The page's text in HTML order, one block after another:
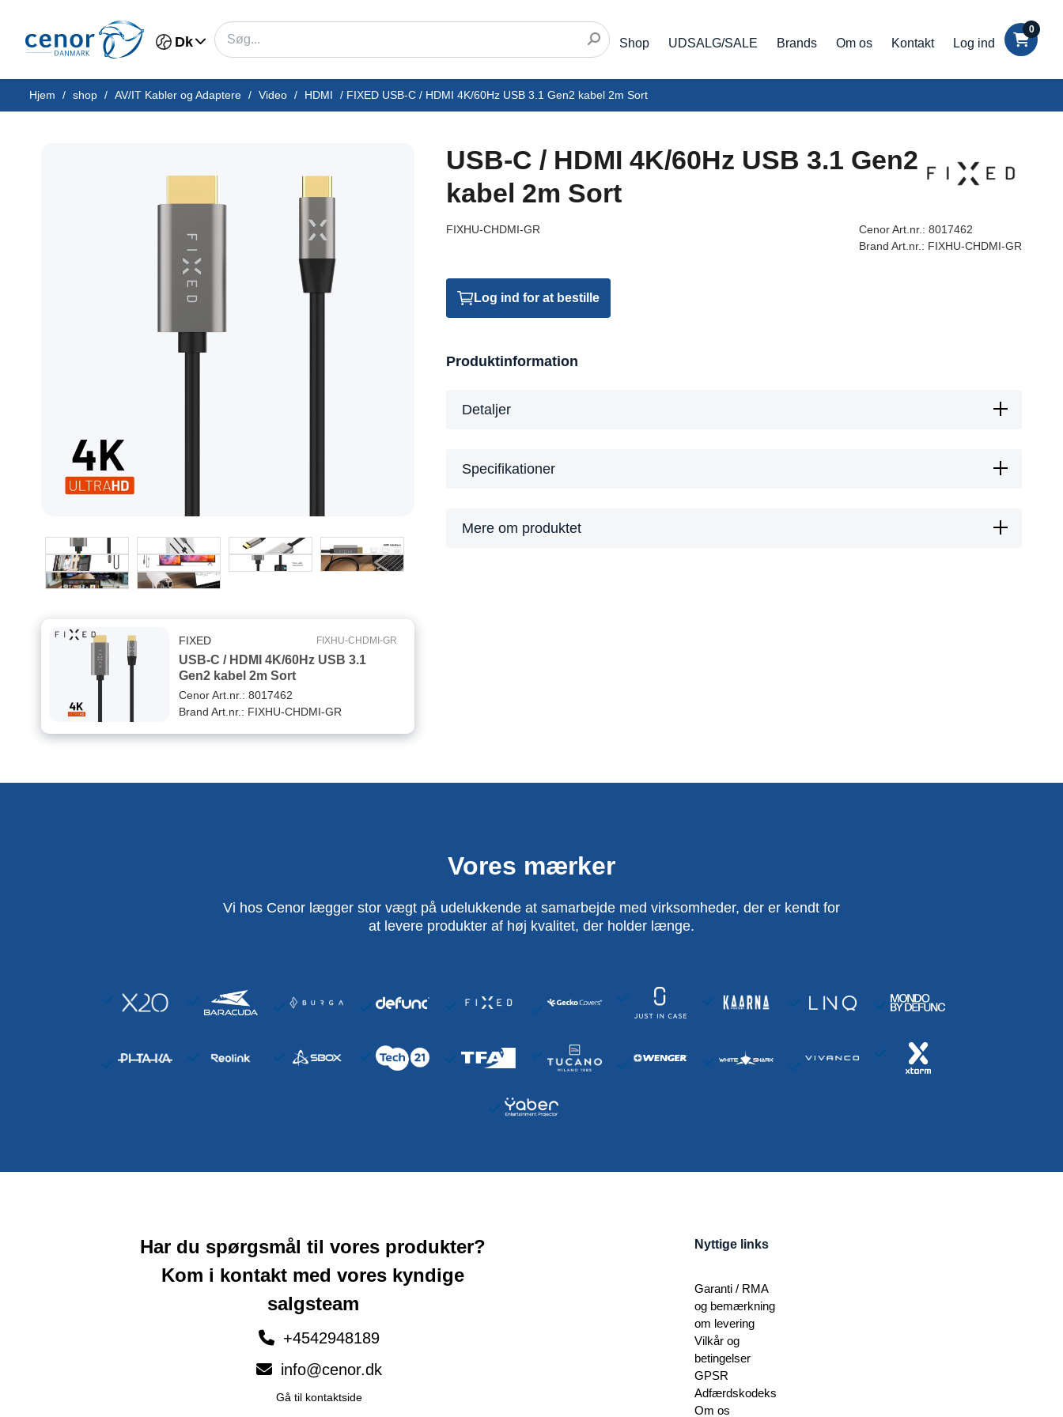
Dk Shop UDSALG/SALE Brands Om os Kontakt Log ind
0
Hjem / shop / AV/IT Kabler og Adaptere / Video / HDMI / FIXED USB-C / HDMI 4K/60Hz USB 3.1 Gen2 kabel 2m Sort
FIXHU-CHDMI-GR
USB-C / HDMI 4K/60Hz USB 3.1
Gen2 kabel 2m Sort
FIXED
Cenor Art.nr.: 8017462
Brand Art.nr.: FIXHU-CHDMI-GR
USB-C / HDMI 4K/60Hz USB 3.1 Gen2
kabel 2m Sort
FIXHU-CHDMI-GR Cenor Art.nr.: 8017462
Brand Art.nr.: FIXHU-CHDMI-GR
Log ind for at bestille
Produktinformation
Detaljer
Specifikationer
Mere om produktet
Vores mærker
Vi hos Cenor lægger stor vægt på udelukkende at samarbejde med virksomheder, der er kendt for
at levere produkter af høj kvalitet, der holder længe.
Har du spørgsmål til vores produkter?
Kom i kontakt med vores kyndige
salgsteam
+4542948189
info@cenor.dk
Gå til kontaktside
Nyttige links
Garanti / RMA
og bemærkning
om levering
Vilkår og
betingelser
GPSR
Adfærdskodeks
Om os